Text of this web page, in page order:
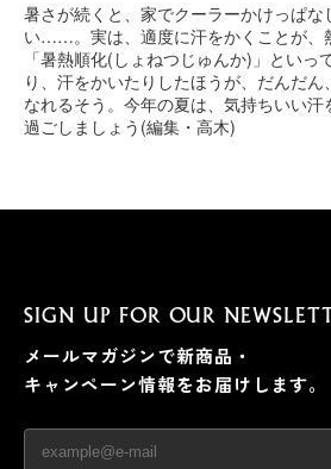
暑さが続くと、家でクーラーかけっぱな
い……。実は、適度に汗をかくことが、
「暑熱順化(しょねつじゅんか)」といっ
り、汗をかいたりしたほうが、だんだ
なれるそう。今年の夏は、気持ちいい
過ごしましょう(編集・高木)
SIGN UP FOR OUR
メールマガジンで新商品・
キャンペーン情報をお届けします。